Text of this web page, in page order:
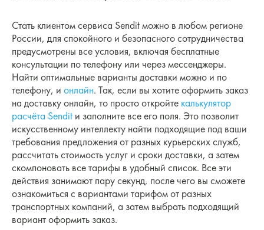
Стать клиентом сервиса Sendit можно в любом регионе
России, для спокойного и безопасного сотрудничества
предусмотрены все условия, включая бесплатные
консультации по телефону или через мессенджеры.
Найти оптимальные варианты доставки можно и по
телефону, и онлайн. Так, если вы хотите оформить заказ
на доставку онлайн, то просто откройте калькулятор
расчёта Sendit и заполните все его поля. Это позволит
искусственному интеллекту найти подходящие под ваши
требования предложения от разных курьерских служб,
рассчитать стоимость услуг и сроки доставки, а затем
скомпоновать все тарифы в удобный список. Все эти
действия занимают пару секунд, после чего вы сможете
ознакомиться с вариантами тарифом от разных
транспортных компаний, а затем выбрать подходящий
вариант оформить заказ.